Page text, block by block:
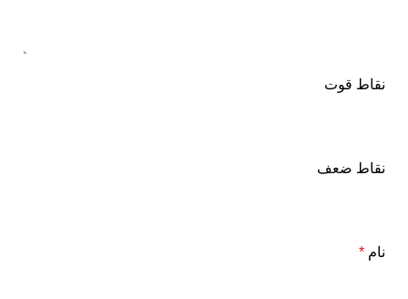
نقاط قوت
نقاط ضعف
نام *